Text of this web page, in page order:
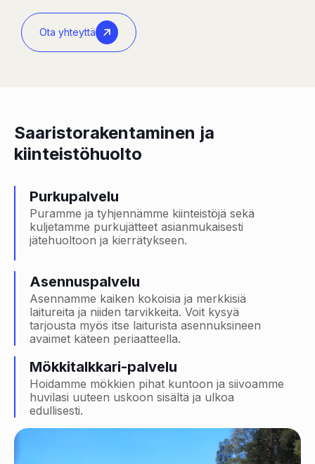
Ota yhteyttä
Saaristorakentaminen ja
kiinteistöhuolto
Purkupalvelu
Puramme ja tyhjennämme kiinteistöjä sekä
kuljetamme purkujätteet asianmukaisesti
jätehuoltoon ja kierrätykseen.
Asennuspalvelu
Asennamme kaiken kokoisia ja merkkisiä
laitureita ja niiden tarvikkeita. Voit kysyä
tarjousta myös itse laiturista asennuksineen
avaimet käteen periaatteella.
Mökkitalkkari-palvelu
Hoidamme mökkien pihat kuntoon ja siivoamme
huvilasi uuteen uskoon sisältä ja ulkoa
edullisesti.